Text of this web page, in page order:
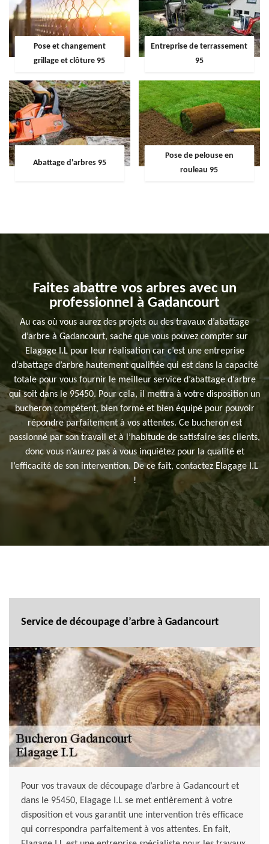
Pose et changement
grillage et clôture 95
Entreprise de terrassement
95
Abattage d'arbres 95
Pose de pelouse en
rouleau 95
Faites abattre vos arbres avec un
professionnel à Gadancourt
Au cas où vous aurez des projets ou des travaux d’abattage
d’arbre à Gadancourt, sache que vous pouvez compter sur
Elagage I.L pour leur réalisation car c’est une entreprise
d’abattage d’arbre hautement qualifiée qui est dans la capacité
totale pour vous fournir le meilleur service d’abattage d’arbre
qui soit dans le 95450. Pour cela, il mettra à votre disposition un
bucheron compétent, bien formé et bien équipé pour pouvoir
répondre parfaitement à vos attentes. Ce bucheron est
passionné par son travail et à l’habitude de satisfaire ses clients,
donc vous n’aurez pas à vous inquiétez pour la qualité et
l’efficacité de son intervention. De ce fait, contactez Elagage I.L
!
Service de découpage d’arbre à Gadancourt
Pour vos travaux de découpage d’arbre à Gadancourt et
dans le 95450, Elagage I.L se met entièrement à votre
disposition et vous garantit une intervention très efficace
qui correspondra parfaitement à vos attentes. En fait,